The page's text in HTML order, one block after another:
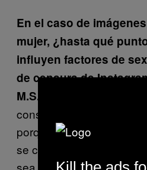
En el caso de
mujer, ¿hasta qué
influyen factores de
de censura de
M.S.:
constantemente
porque se ve como un
se convierte
sea o no esa la intención